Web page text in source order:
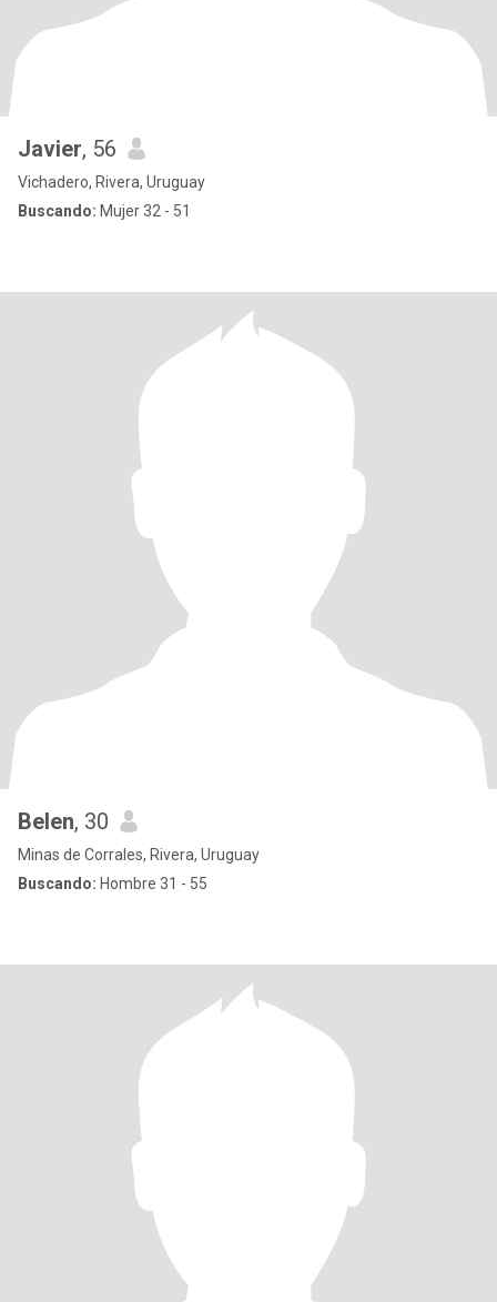
Javier, 56
Vichadero, Rivera, Uruguay
Buscando: Mujer 32 - 51
Belen, 30
Minas de Corrales, Rivera, Uruguay
Buscando: Hombre 31 - 55